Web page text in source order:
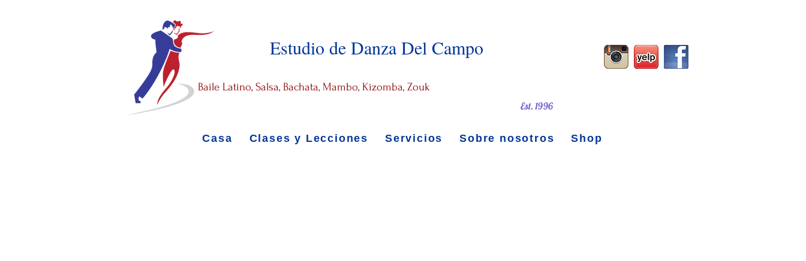
Estudio de Danza Del Campo
Est. 1996
Baile Latino, Salsa, Bachata, Mambo, Kizomba, Zouk
Casa Clases y Lecciones Servicios Sobre nosotros Shop